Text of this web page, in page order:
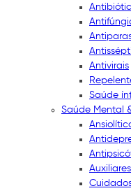
Antivirais
Saúde
Saúde Mental